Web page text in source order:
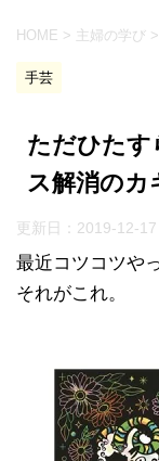
HOME > 主婦の学び >
手芸
ただひたす
ス解消のカ
更新日： 2019-12-17
最近コツコツや
それがこれ。